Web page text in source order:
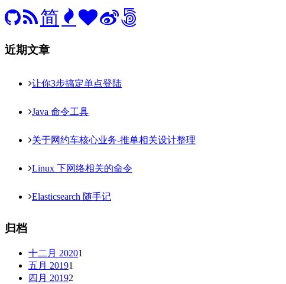
简
近期文章
让你3步搞定单点登陆
Java 命令工具
关于网约车核心业务-推单相关设计整理
Linux 下网络相关的命令
Elasticsearch 随手记
归档
十二月 20201
五月 20191
四月 20192